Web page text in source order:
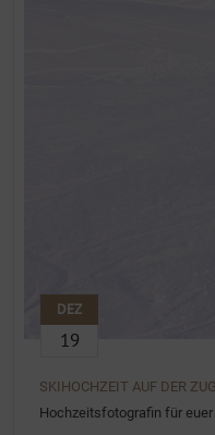
DEZ
19
SKIHOCHZEIT AUF DER
Hochzeitsfotografin für